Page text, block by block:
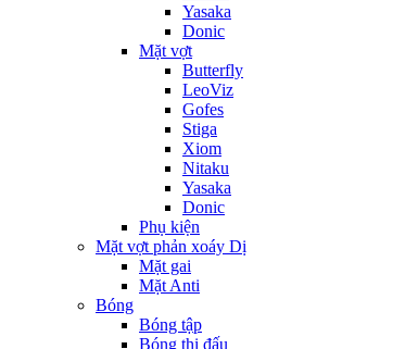
Yasaka
Donic
Mặt vợt
Butterfly
LeoViz
Gofes
Stiga
Xiom
Nitaku
Yasaka
Donic
Phụ kiện
Mặt vợt phản xoáy Dị
Mặt gai
Mặt Anti
Bóng
Bóng tập
Bóng thi đấu